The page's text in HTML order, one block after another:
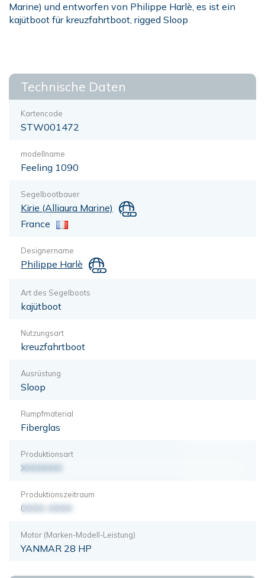
Marine) und entworfen von Philippe Harlè, es ist ein
kajütboot für kreuzfahrtboot, rigged Sloop
Technische Daten
Kartencode
STW001472
modellname
Feeling 1090
Segelbootbauer
Kirie (Alliaura Marine)
France
Designername
Philippe Harlè
Art des Segelboots
kajütboot
Nutzungsart
kreuzfahrtboot
Ausrüstung
Sloop
Rumpfmaterial
Fiberglas
Produktionsart
XXXXXXX
Produktionszeitraum
0000-0000
Motor (Marken-Modell-Leistung)
YANMAR 28 HP